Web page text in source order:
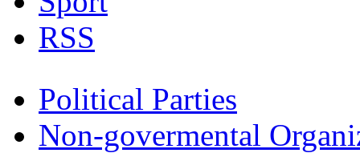
RSS
Political Parties
Non-govermental